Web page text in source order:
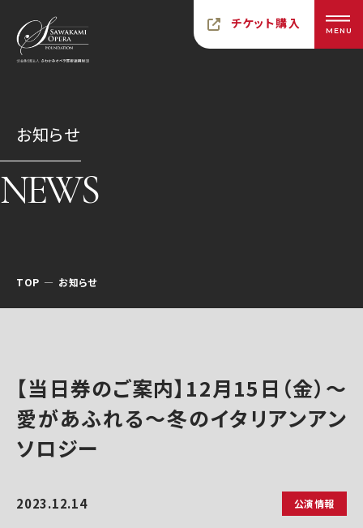
チケット購入 MENU
お知らせ
NEWS
TOP お知らせ
【当日券のご案内】12月15日（金）～
愛があふれる～冬のイタリアンアン
ソロジー
2023.12.14 公演情報